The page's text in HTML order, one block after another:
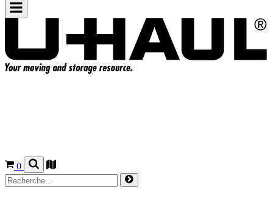
0